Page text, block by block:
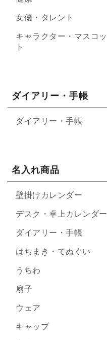
女優・タレント
キャラクター・マスコッ
ト
ダイアリー・手帳
ダイアリー・手帳
名入れ商品
壁掛けカレンダー
デスク・卓上カレンダー
ダイアリー・手帳
はちまき・てぬぐい
うちわ
扇子
ウェア
キャップ